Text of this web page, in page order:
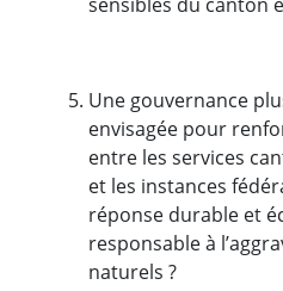
Une gouvernance
envisagée pour
entre les services
et les instances
réponse durable et
responsable à
naturels ?